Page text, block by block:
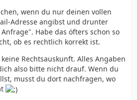
wenn du nur deinen vollen
Adresse angibst und drunter
Habe das öfters schon so
ob es rechtlich korrekt ist.
Rechtsauskunft. Alles Angaben
also bitte nicht drauf. Wenn du
musst du dort nachfragen, wo